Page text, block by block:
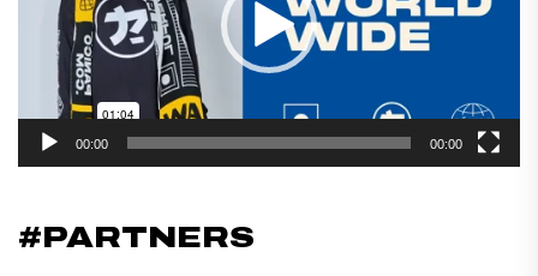
00:00 00:00
#PARTNERS